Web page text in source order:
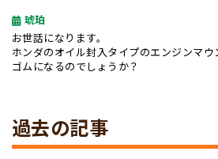
琥珀
お世話になります。
ホンダのオイル封入タイプのエンジンマ
ゴムになるのでしょうか？
過去の記事